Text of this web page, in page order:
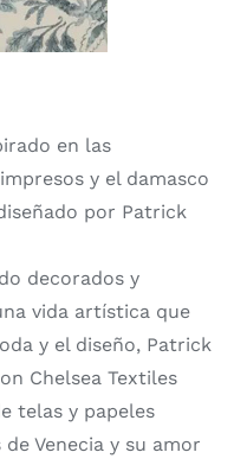
en las
y el damasco
por Patrick
decorados y
vida artística que
y el diseño, Patrick
Chelsea Textiles
telas y papeles
Venecia y su amor